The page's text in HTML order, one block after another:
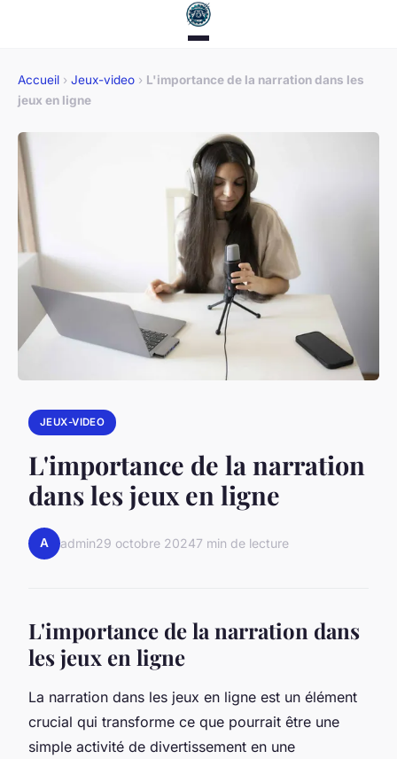
Accueil › Jeux-video › L'importance de la narration dans les
jeux en ligne
JEUX-VIDEO
L'importance de la narration
dans les jeux en ligne
A admin29 octobre 20247 min de lecture
L'importance de la narration dans
les jeux en ligne
La narration dans les jeux en ligne est un élément
crucial qui transforme ce que pourrait être une
simple activité de divertissement en une